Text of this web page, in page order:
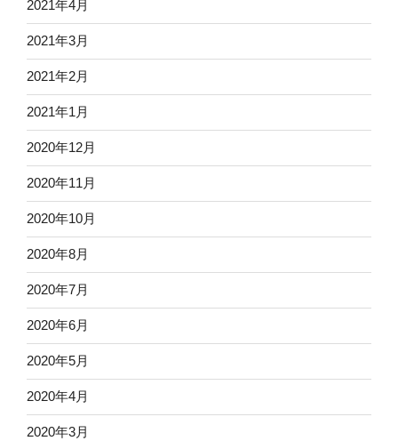
2021年4月
2021年3月
2021年2月
2021年1月
2020年12月
2020年11月
2020年10月
2020年8月
2020年7月
2020年6月
2020年5月
2020年4月
2020年3月